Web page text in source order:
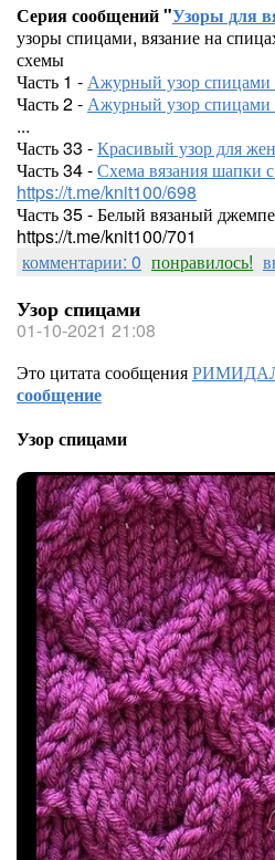
Серия сообщений "Узоры для
узоры спицами, вязание на
схемы
Часть 1 - Ажурный узор спицами
Часть 2 - Ажурный узор спицами
...
Часть 33 -Красивый узор для
Часть 34 -Схема вязания шапки
https://t.me/knit100/698
Часть 35 - Белый вязаный
https://t.me/knit100/701
комментарии: 0 понравилось!
Узор спицами
01-10-2021 21:08
Это цитата сообщения
сообщение
Узор спицами